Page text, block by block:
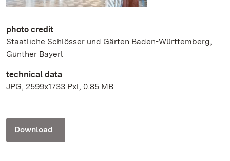
photo credit
Staatliche Schlösser und Gärten Baden-Württemberg,
Günther Bayerl
technical data
JPG, 2599x1733 Pxl, 0.85 MB
Download